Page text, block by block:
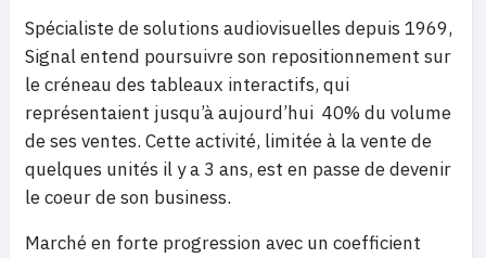
Spécialiste de solutions audiovisuelles depuis 1969,
Signal entend poursuivre son repositionnement sur
le créneau des tableaux interactifs, qui
représentaient jusqu’à aujourd’hui 40% du volume
de ses ventes. Cette activité, limitée à la vente de
quelques unités il y a 3 ans, est en passe de devenir
le coeur de son business.
Marché en forte progression avec un coefficient